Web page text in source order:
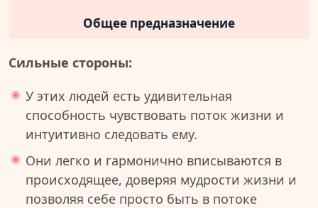
Общее предназначение
Сильные стороны:
У этих людей есть удивительная
способность чувствовать поток жизни и
интуитивно следовать ему.
Они легко и гармонично вписываются в
происходящее, доверяя мудрости жизни и
позволяя себе просто быть в потоке